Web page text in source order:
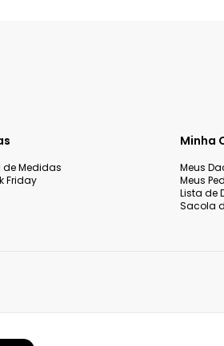
de Medidas
Friday
Minha
Meus
Meus
Lista de
Sacola